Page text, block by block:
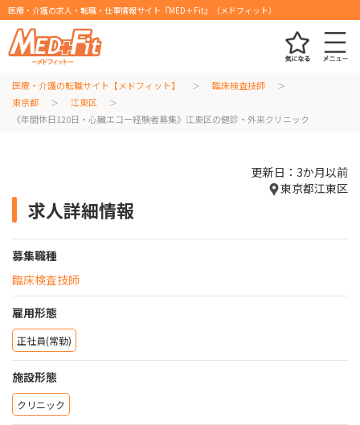
医療・介護の求人・転職・仕事情報サイト『MED＋Fit』（メドフィット）
医療・介護の転職サイト【メドフィット】
臨床検査技師
東京都
江東区
《年間休日120日・心臓エコー経験者募集》江東区の健診・外来クリニック
更新日：3か月以前
東京都江東区
求人詳細情報
募集職種
臨床検査技師
雇用形態
正社員(常勤)
施設形態
クリニック